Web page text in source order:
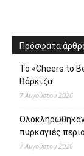
Πρόσφατα
Το «Cheers to
Βάρκιζα
7 Αυγούστου 2026
Ολοκληρώθηκαν
πυρκαγιές
7 Αυγούστου 2026